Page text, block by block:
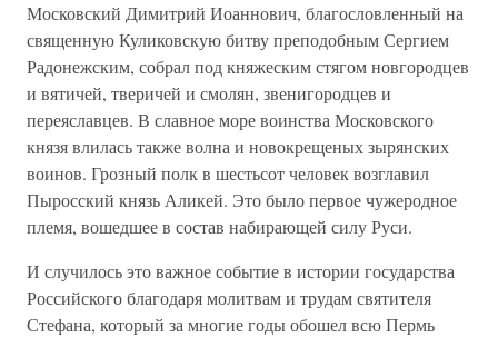
Московский Димитрий Иоаннович, благословленный на
священную Куликовскую битву преподобным Сергием
Радонежским, собрал под княжеским стягом новгородцев
и вятичей, тверичей и смолян, звенигородцев и
переяславцев. В славное море воинства Московского
князя влилась также волна и новокрещеных зырянских
воинов. Грозный полк в шестьсот человек возглавил
Пыросский князь Аликей. Это было первое чужеродное
племя, вошедшее в состав набирающей силу Руси.
И случилось это важное событие в истории государства
Российского благодаря молитвам и трудам святителя
Стефана, который за многие годы обошел всю Пермь